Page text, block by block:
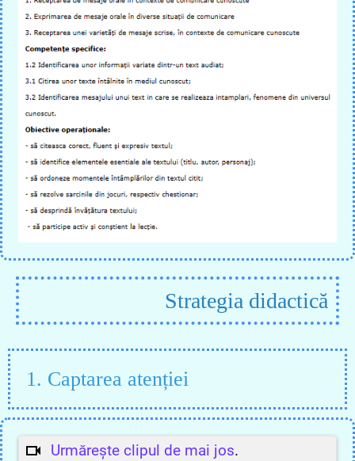
Strategia didactică
1. Captarea atenției
Urmărește clipul de mai jos.